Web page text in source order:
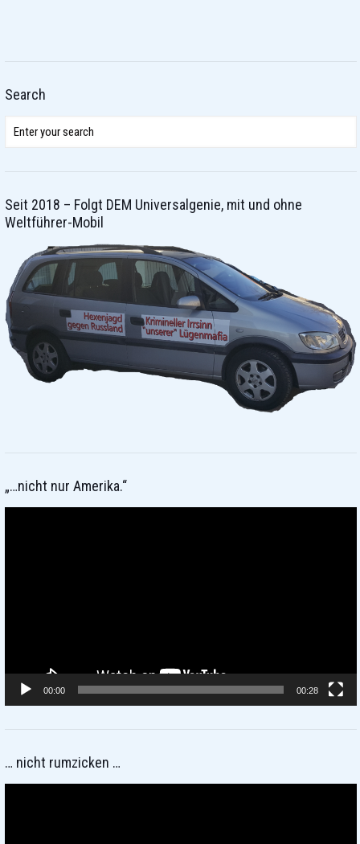
Search
Seit 2018 – Folgt DEM Universalgenie, mit und ohne
Weltführer-Mobil
„…nicht nur Amerika.“
00:00 00:28
… nicht rumzicken …